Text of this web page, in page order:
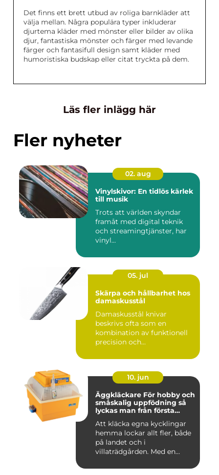
Det finns ett brett utbud av roliga barnkläder att
välja mellan. Några populära typer inkluderar
djurtema kläder med mönster eller bilder av olika
djur, fantastiska mönster och färger med levande
färger och fantasifull design samt kläder med
humoristiska budskap eller citat tryckta på dem.
Läs fler inlägg här
Fler nyheter
02. aug
Vinylskivor: En tidlös kärlek
till musik
Trots att världen skyndar
framåt med digital teknik
och streamingtjänster, har
vinyl...
05. jul
Skärpa och hållbarhet hos
damaskusstål
Damaskusstål knivar
beskrivs ofta som en
kombination av funktionell
precision och
10. jun
Äggkläckare För hobby och
småskalig uppfödning så
lyckas man från första
Att kläcka egna kycklingar
hemma lockar allt fler, både
på landet och i
villaträdgården. Med en